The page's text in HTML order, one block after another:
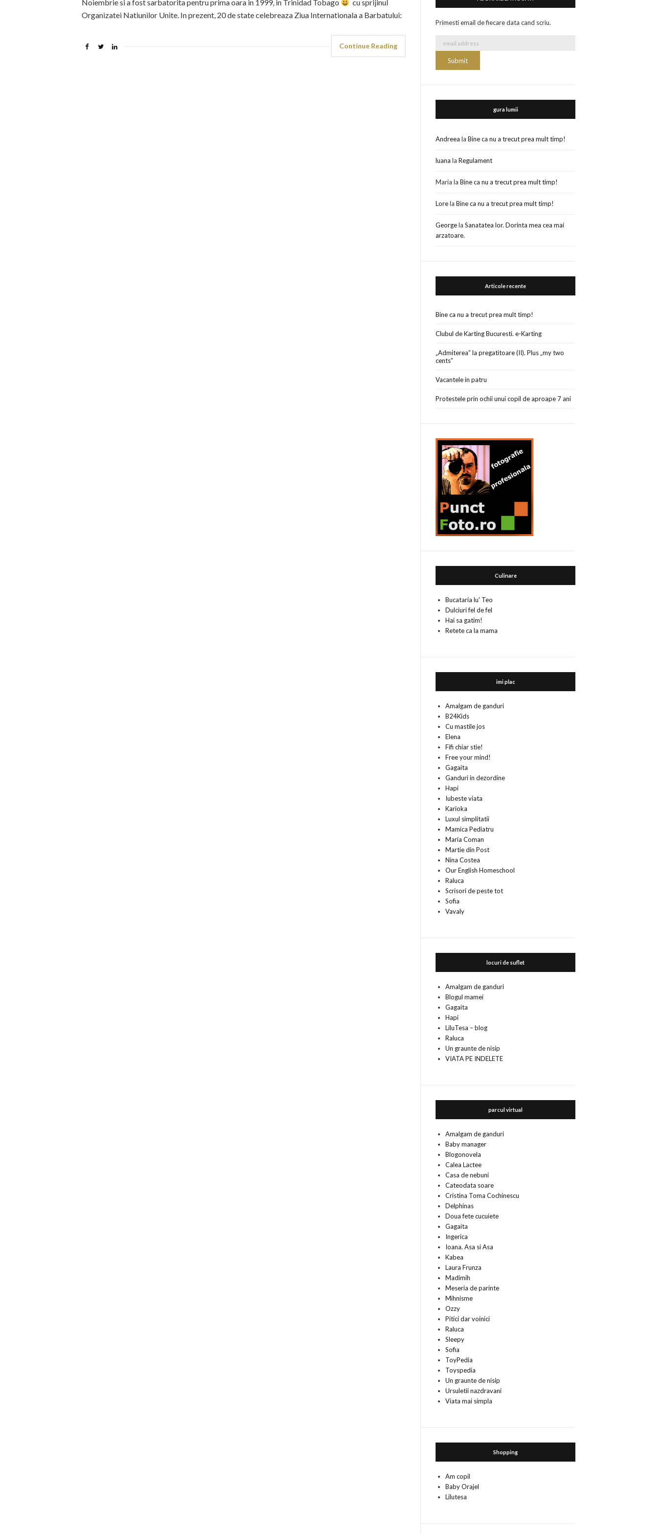
Noiembrie si a fost sarbatorita pentru prima oara in 1999, in Trinidad Tobago
cu sprijinul
Organizatei Natiunilor Unite. In prezent, 20 de state celebreaza Ziua Internationala a Barbatului:
Continue Reading
Primesti email de fiecare data cand scriu.
gura lumii
Andreea laBine ca nu a trecut prea mult timp!
luana laRegulament
Maria laBine ca nu a trecut prea mult timp!
LorelaBine ca nu a trecut prea mult timp!
GeorgelaSanatatea lor. Dorinta mea cea mai
arzatoare.
Articole recente
Bine ca nu a trecut prea mult timp!
Clubul de Karting Bucuresti. e-Karting
„Admiterea” la pregatitoare (II). Plus „my two
cents”
Vacantele in patru
Protestele prin ochii unui copil de aproape 7 ani
Culinare
Bucataria lu' Teo
Dulciuri fel de fel
Hai sa gatim!
Retete ca la mama
imi plac
Amalgam de ganduri
B24Kids
Cu mastile jos
Elena
Fifi chiar stie!
Free your mind!
Gagaita
Ganduri in dezordine
Hapi
Iubeste viata
Karioka
Luxul simplitatii
Mamica Pediatru
Maria Coman
Martie din Post
Nina Costea
Our English Homeschool
Raluca
Scrisori de peste tot
Sofia
Vavaly
locuri de suflet
Amalgam de ganduri
Blogul mamei
Gagaita
Hapi
LiluTesa – blog
Raluca
Un graunte de nisip
VIATA PE INDELETE
parcul virtual
Amalgam de ganduri
Baby manager
Blogonovela
Calea Lactee
Casa de nebuni
Cateodata soare
Cristina Toma Cochinescu
Delphinas
Doua fete cucuiete
Gagaita
Ingerica
Ioana. Asa si Asa
Kabea
Laura Frunza
Madimih
Meseria de parinte
Mihnisme
Ozzy
Pitici dar voinici
Raluca
Sleepy
Sofia
ToyPedia
Toyspedia
Un graunte de nisip
Ursuletii nazdravani
Viata mai simpla
Shopping
Am copil
Baby Orajel
Lilutesa